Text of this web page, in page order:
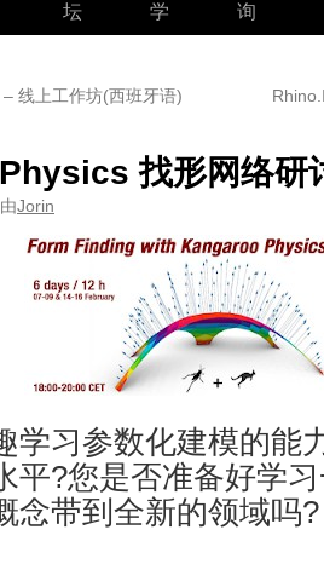
坛 学 询
线上工作坊(西班牙语)
找形网络研
由Jorin
学习参数化建模的能
平?您是否准备好学
念带到全新的领域吗?